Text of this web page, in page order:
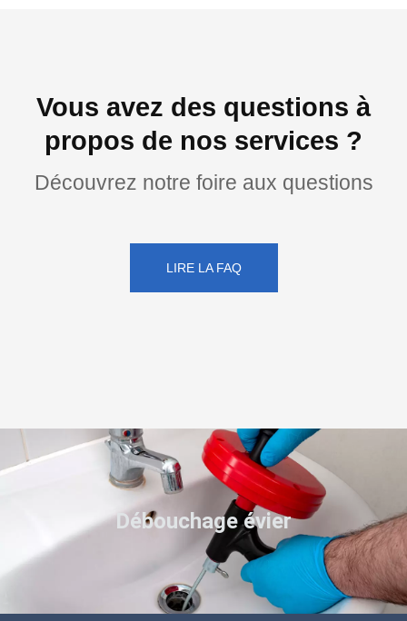
Vous avez des questions à
propos de nos services ?
Découvrez notre foire aux questions
LIRE LA FAQ
Débouchage évier